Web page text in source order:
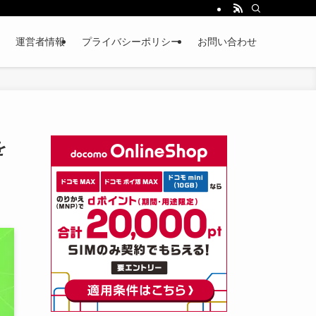
運営者情報 プライバシーポリシー お問い合わせ